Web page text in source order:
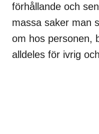
förhållande och
massa saker man
om hos personen,
alldeles för ivrig